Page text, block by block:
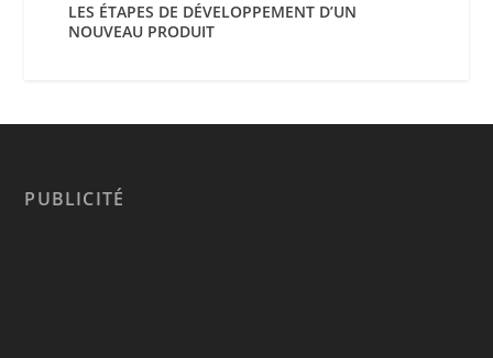
LES ÉTAPES DE DÉVELOPPEMENT D’UN
NOUVEAU PRODUIT
PUBLICITÉ